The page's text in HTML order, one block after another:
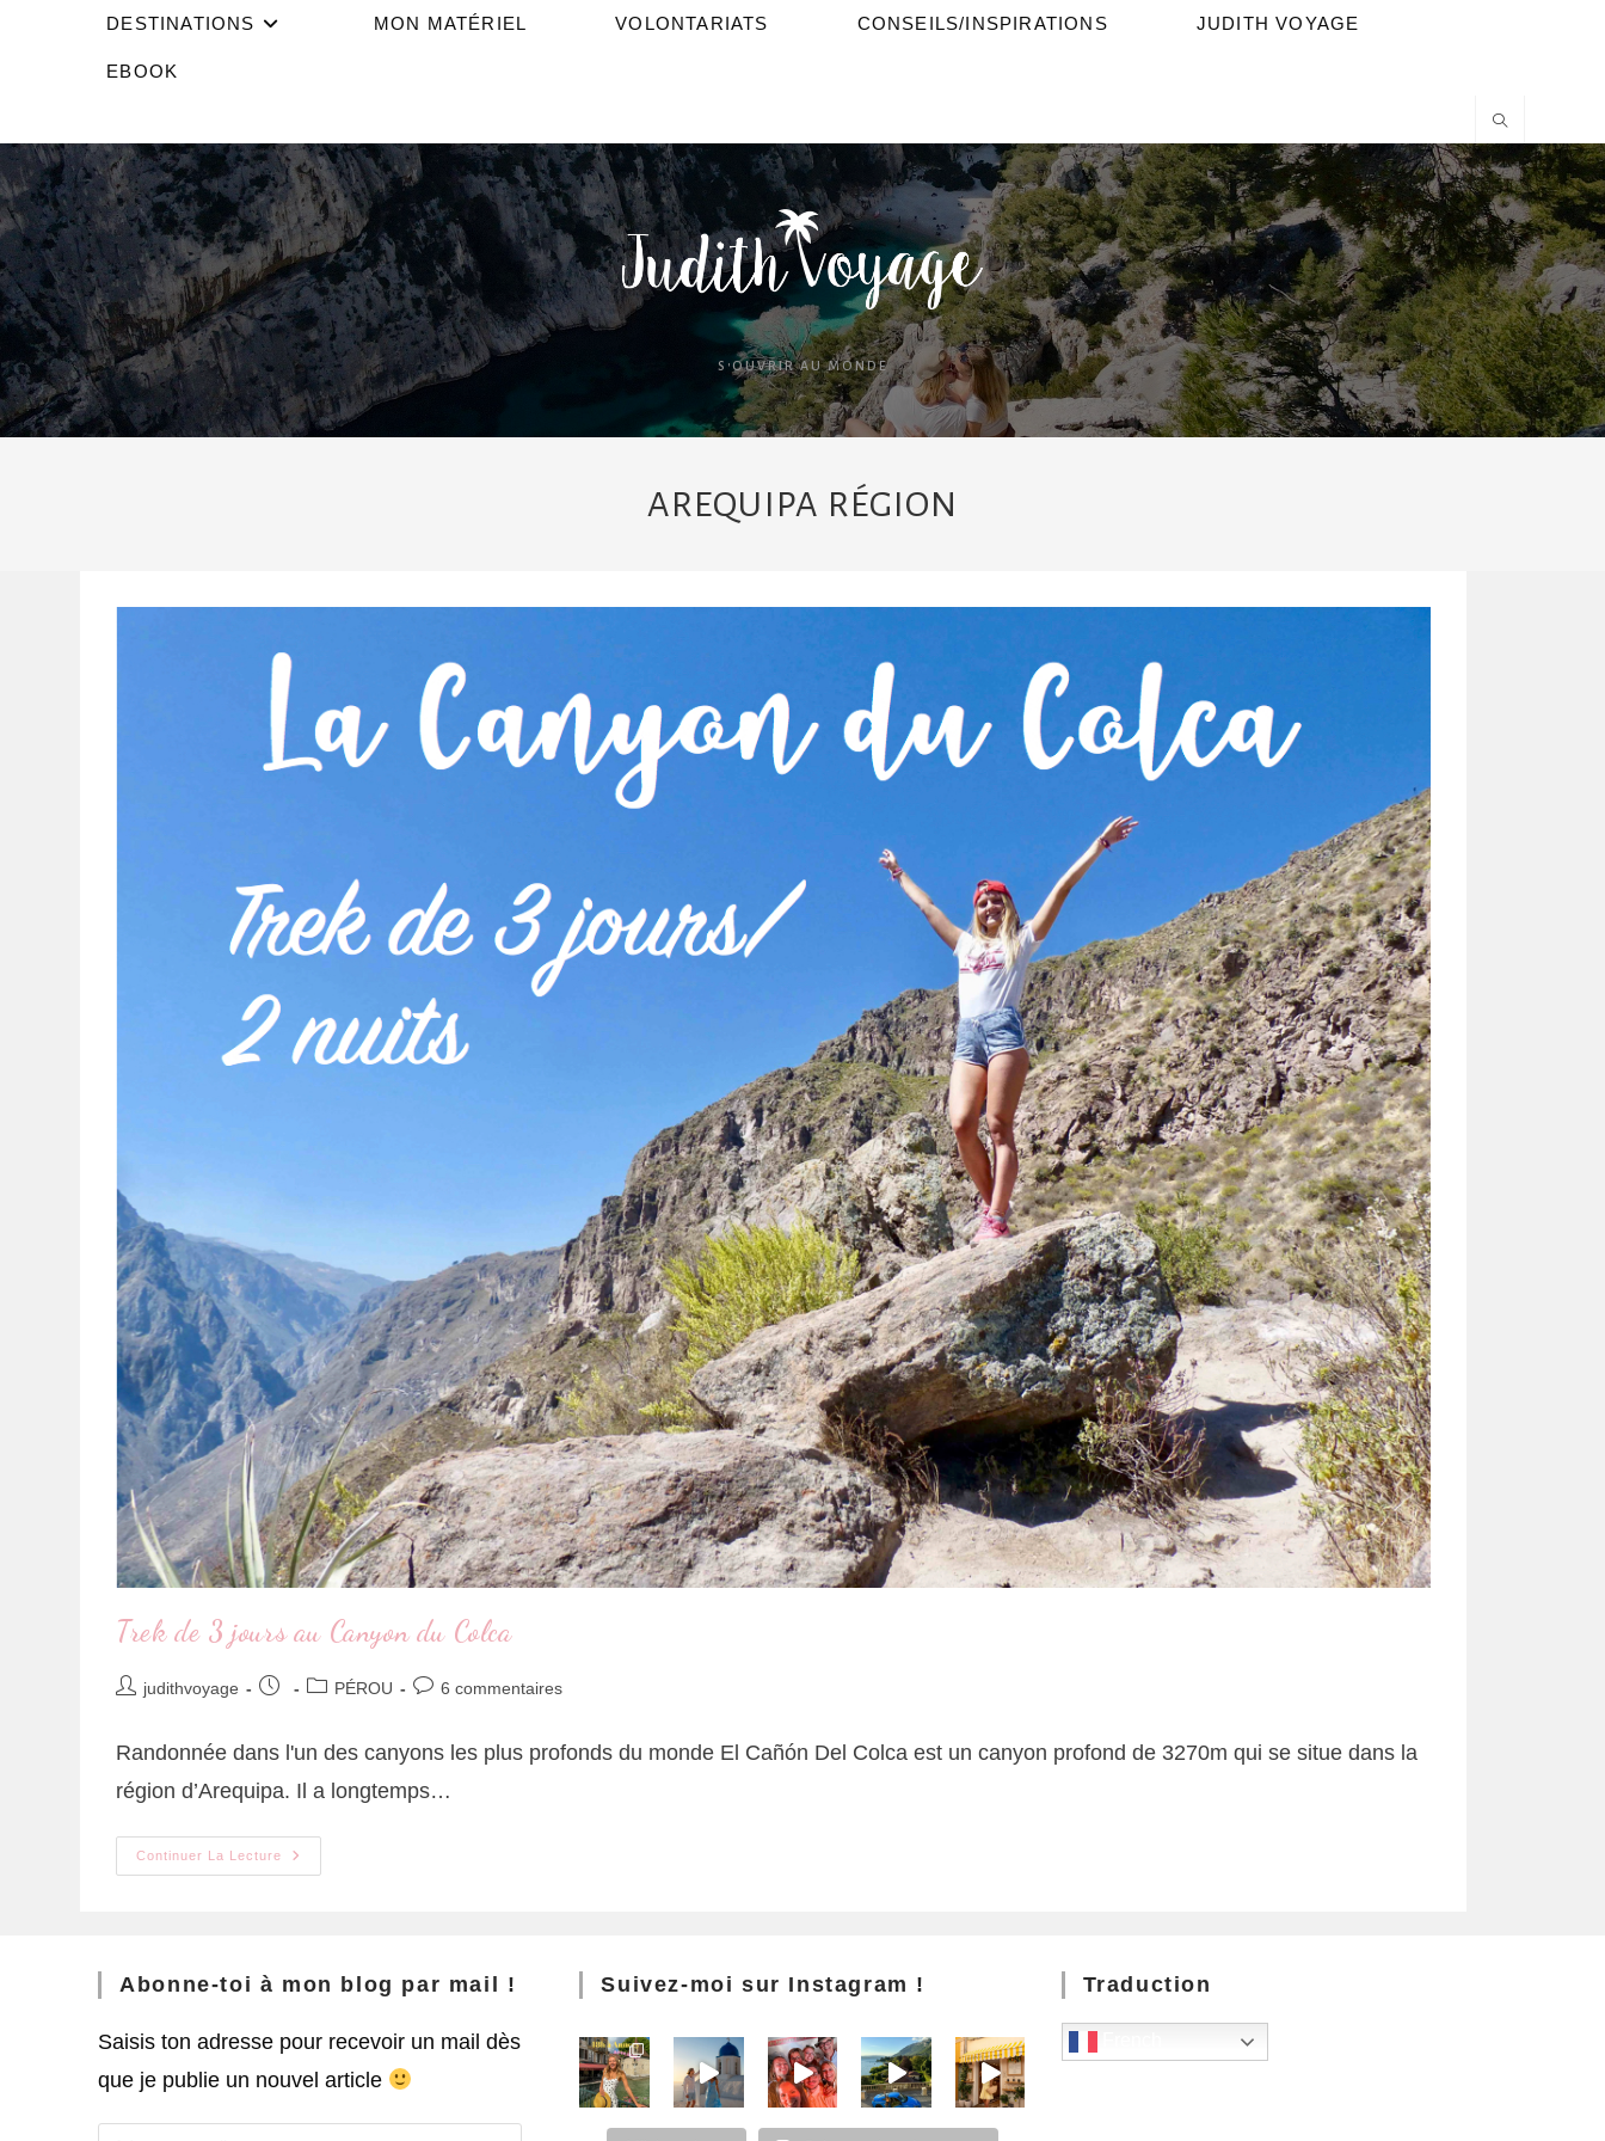
DESTINATIONS MON MATÉRIEL VOLONTARIATS CONSEILS/INSPIRATIONS JUDITH VOYAGE
EBOOK
S'OUVRIR AU MONDE
AREQUIPA RÉGION
Trek de 3 jours au Canyon du Colca
judithvoyage PÉROU 6 commentaires
Randonnée dans l'un des canyons les plus profonds du monde El Cañón Del Colca est un canyon profond de 3270m qui se situe dans la
région d’Arequipa. Il a longtemps…
Continuer La Lecture
Abonne-toi à mon blog par mail !
Saisis ton adresse pour recevoir un mail dès
que je publie un nouvel article
Suivez-moi sur Instagram ! Traduction